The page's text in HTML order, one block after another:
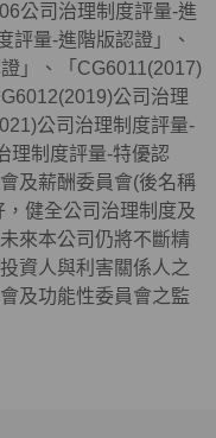
公司治理制度評量-進
評量-進階版認證」、
」、「CG6011(2017)
公司治理
公司治理制度評量-
理制度評量-特優認
及薪酬委員會(後名稱
健全公司治理制度及
來本公司仍將不斷精
資人與利害關係人之
及功能性委員會之監